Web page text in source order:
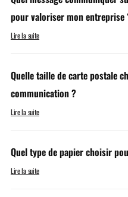
pour valoriser mon entreprise
Lire la suite
Quelle taille de carte postale
communication ?
Lire la suite
Quel type de papier choisir
Lire la suite